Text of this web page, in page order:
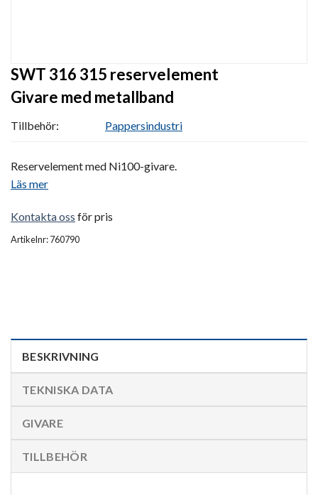
SWT 316 315 reservelement
Givare med metallband
Tillbehör: Pappersindustri
Reservelement med Ni100-givare.
Läs mer
Kontakta oss för pris
Artikelnr: 760790
BESKRIVNING
TEKNISKA DATA
GIVARE
TILLBEHÖR